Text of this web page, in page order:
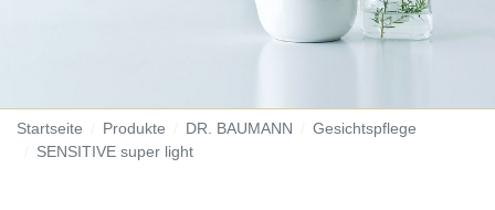
Startseite Produkte DR. BAUMANN
Gesichtspflege
SENSITIVE super light